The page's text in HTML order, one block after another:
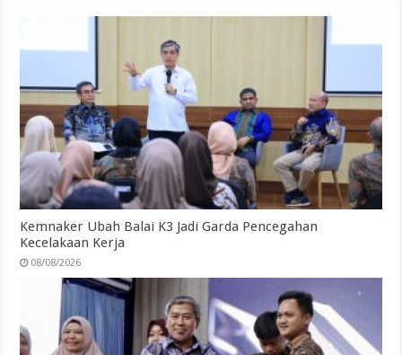
Kemnaker Ubah Balai K3 Jadi Garda Pencegahan
Kecelakaan Kerja
08/08/2026